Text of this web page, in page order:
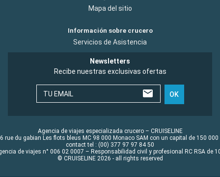
Mapa del sitio
Información sobre crucero
Servicios de Asistencia
Newsletters
Recibe nuestras exclusivas ofertas
TU EMAIL OK
Agencia de viajes especializada crucero – CRUISELINE
rue du gabian Les flots bleus MC 98 000 Monaco SAM con un capital de 150 000
contact tel : (00) 377 97 97 84 50
de viajes n° 006 02 0007 – Responsabilidad civil y profesional RC RSA de
© CRUISELINE 2026 - all rights reserved